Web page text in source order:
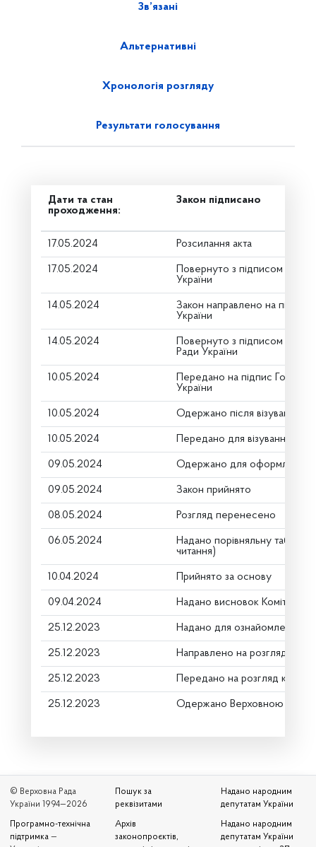
Зв’язані
Альтернативні
Хронологія розгляду
Результати голосування
Дати та стан
проходження:
Закон підписано
17.05.2024 Розсилання акта
17.05.2024
Повернуто з підписом від
України
14.05.2024
Закон направлено на підпис
України
14.05.2024
Повернуто з підписом
Ради України
10.05.2024
Передано на підпис Голові
України
10.05.2024 Одержано після візування
10.05.2024 Передано для візування в
09.05.2024 Одержано для оформлення
09.05.2024 Закон прийнято
08.05.2024 Розгляд перенесено
06.05.2024
Надано порівняльну
читання)
10.04.2024 Прийнято за основу
09.04.2024 Надано висновок Комітету
25.12.2023 Надано для ознайомлення
25.12.2023 Направлено на розгляд
25.12.2023 Передано на розгляд
25.12.2023 Одержано Верховною Радою
© Верховна Рада
України 1994—2026
Програмно-технічна
підтримка —
Пошук за
реквізитами
Архів
законопроєктів,
Надано народним
депутатам України
Надано народним
депутатам України